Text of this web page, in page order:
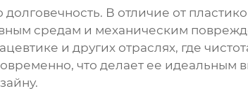
В отличие от
средам и механическим
и других отраслях, где
что делает ее